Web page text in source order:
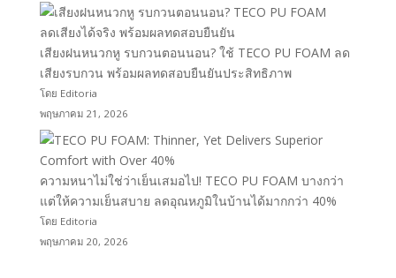
เสียงฝนหนวกหู รบกวนตอนนอน? ใช้ TECO PU FOAM ลด
เสียงรบกวน พร้อมผลทดสอบยืนยันประสิทธิภาพ
โดย Editoria
พฤษภาคม 21, 2026
ความหนาไม่ใช่ว่าเย็นเสมอไป! TECO PU FOAM บางกว่า
แต่ให้ความเย็นสบาย ลดอุณหภูมิในบ้านได้มากกว่า 40%
โดย Editoria
พฤษภาคม 20, 2026